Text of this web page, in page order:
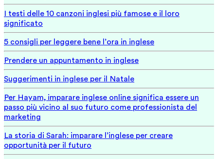
I testi delle 10 canzoni inglesi più famose e il loro
significato
5 consigli per leggere bene l’ora in inglese
Prendere un appuntamento in inglese
Suggerimenti in inglese per il Natale
Per Hayam, imparare inglese online significa essere un
passo più vicino al suo futuro come professionista del
marketing
La storia di Sarah: imparare l’inglese per creare
opportunità per il futuro